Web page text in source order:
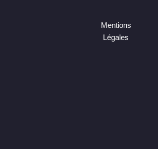
Mentions
Légales